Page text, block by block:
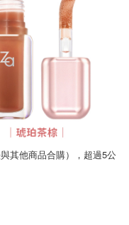
其他商品合購），超過5公